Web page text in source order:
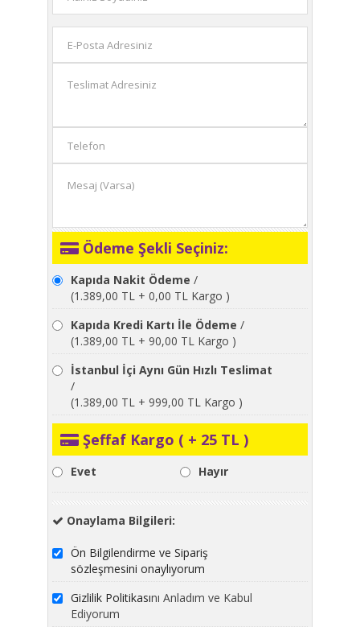
Ödeme Şekli Seçiniz:
Kapıda Nakit Ödeme /
(1.389,00 TL + 0,00 TL Kargo )
Kapıda Kredi Kartı İle Ödeme /
(1.389,00 TL + 90,00 TL Kargo )
İstanbul İçi Aynı Gün Hızlı Teslimat
/
(1.389,00 TL + 999,00 TL Kargo )
Şeffaf Kargo ( + 25 TL )
Evet Hayır
Onaylama Bilgileri:
Ön Bilgilendirme ve Sipariş
sözleşmesini onaylıyorum
Gizlilik Politikasını Anladım ve Kabul
Ediyorum